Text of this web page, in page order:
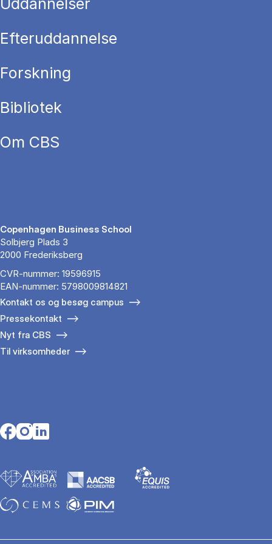
Uddannelser
Efteruddannelse
Forskning
Bibliotek
Om CBS
Copenhagen Business School
Solbjerg Plads 3
2000 Frederiksberg
CVR-nummer: 19596915
EAN-nummer: 5798009814821
Kontakt os og besøg campus
Pressekontakt
Nyt fra CBS
Til virksomheder
Opens in a new tab
Opens in a new tab
Opens in a new tab